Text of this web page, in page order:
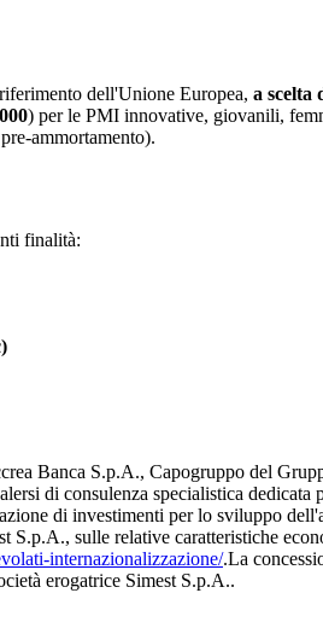
dell'Unione Europea, a scelta
) per le PMI innovative, giovanili,
ammortamento).
finalità:
Banca S.p.A., Capogruppo del
di consulenza specialistica
di investimenti per lo sviluppo
sulle relative caratteristiche
internazionalizzazione/.La
erogatrice Simest S.p.A..